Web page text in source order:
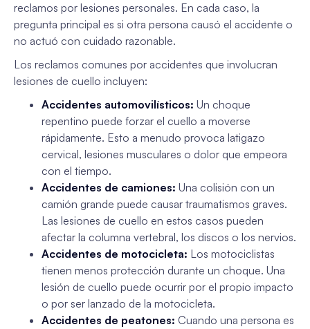
reclamos por lesiones personales. En cada caso, la
pregunta principal es si otra persona causó el accidente o
no actuó con cuidado razonable.
Los reclamos comunes por accidentes que involucran
lesiones de cuello incluyen:
Accidentes automovilísticos: Un choque
repentino puede forzar el cuello a moverse
rápidamente. Esto a menudo provoca latigazo
cervical, lesiones musculares o dolor que empeora
con el tiempo.
Accidentes de camiones: Una colisión con un
camión grande puede causar traumatismos graves.
Las lesiones de cuello en estos casos pueden
afectar la columna vertebral, los discos o los nervios.
Accidentes de motocicleta: Los motociclistas
tienen menos protección durante un choque. Una
lesión de cuello puede ocurrir por el propio impacto
o por ser lanzado de la motocicleta.
Accidentes de peatones: Cuando una persona es